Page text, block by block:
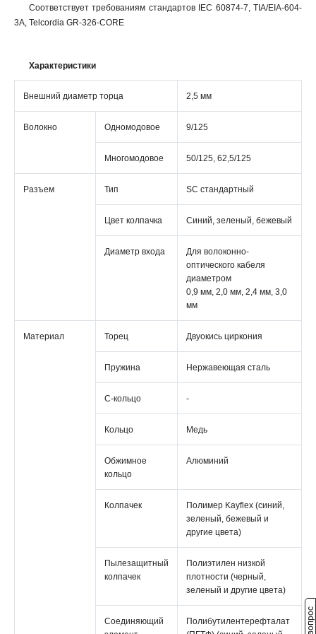
Соответствует требованиям стандартов IEC 60874-7, TIA/EIA-604-
3A, Telcordia GR-326-CORE
Характеристики
Внешний диаметр торца 2,5 мм
Волокно Одномодовое 9/125
Многомодовое 50/125, 62,5/125
Разъем Тип SC стандартный
Цвет колпачка Синий, зеленый, бежевый
Диаметр входа
Для волоконно-
оптического кабеля
диаметром
0,9 мм, 2,0 мм, 2,4 мм, 3,0
мм
Материал Торец Двуокись циркония
Пружина Нержавеющая сталь
С-кольцо -
Кольцо Медь
Обжимное
кольцо
Алюминий
Колпачек
Полимер Kayflex (синий,
зеленый, бежевый и
другие цвета)
Пылезащитный
колпачек
Полиэтилен низкой
плотности (черный,
зеленый и другие цвета)
Соединяющий
Полибутилентерефталат